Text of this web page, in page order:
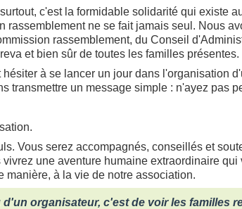
c'est la formidable solidarité qui existe
rassemblement ne se fait jamais seul. Nous
rassemblement, du Conseil
et bien sûr de toutes les familles présentes.
à se lancer un jour dans l'organisation
transmettre un message simple : n'ayez pas
Vous serez accompagnés, conseillés et
une aventure humaine extraordinaire qui
manière, à la vie de notre association.
d'un organisateur, c'est de voir les familles